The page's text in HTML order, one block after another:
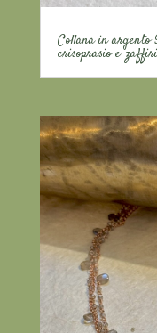
Collana in argento
crisoprasio e